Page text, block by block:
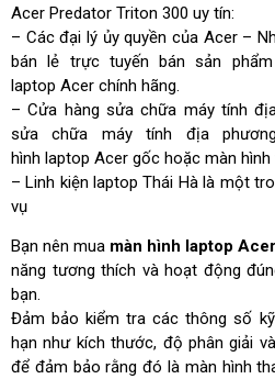
Acer Predator Triton 300 uy tín:
– Các đại lý ủy quyền của Acer –
bán lẻ trực tuyến bán sản
laptop Acer chính hãng.
– Cửa hàng sửa chữa máy tính
sửa chữa máy tính địa
hình laptop Acer gốc hoặc màn
– Linh kiện laptop Thái Hà là một
vụ
Bạn nên mua màn hình laptop Acer
năng tương thích và hoạt động
bạn.
Đảm bảo kiểm tra các thông số
hạn như kích thước, độ phân giải
để đảm bảo rằng đó là màn hình